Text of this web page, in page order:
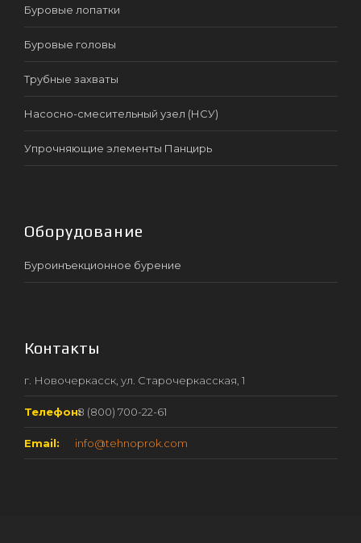
Буровые лопатки
Буровые головы
Трубные захваты
Насосно-смесительный узел (НСУ)
Упрочняющие элементы Панцирь
Оборудование
Буроинъекционное бурение
Контакты
г. Новочеркасск, ул. Старочеркасская, 1
Телефон:8 (800) 700-22-61
Email: info@tehnoprok.com